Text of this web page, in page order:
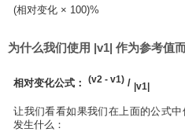
(相对变化 × 100)%
为什么我们使用 |v1| 作为参考值
相对变化公式：(v2 - v1) / |v1|
让我们看看如果我们在上面的公式
发生什么：